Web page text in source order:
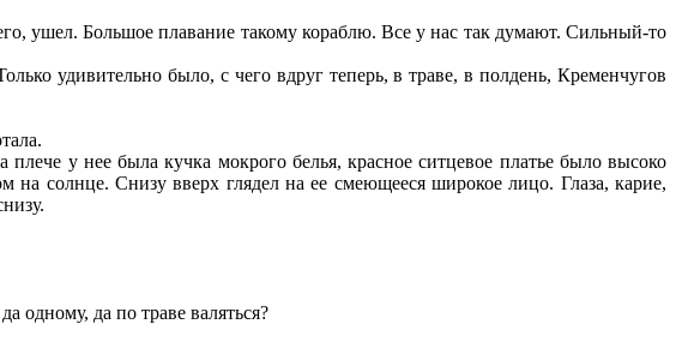
ушел. Большое плавание такому кораблю. Все у нас так думают. Сильный-то
удивительно было, с чего вдруг теперь, в траве, в полдень, Кременчугов
у нее была кучка мокрого белья, красное ситцевое платье было высоко
солнце. Снизу вверх глядел на ее смеющееся широкое лицо. Глаза, карие,
одному, да по траве валяться?